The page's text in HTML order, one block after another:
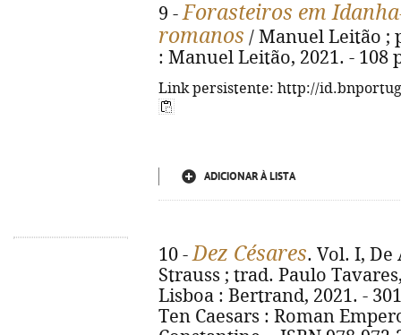
9 -Forasteiros em
romanos / Manuel Leitão ;
: Manuel Leitão, 2021. - 108
Link persistente: http://
ADICIONAR À LISTA
10 -Dez Césares. Vol. I,
Strauss ; trad. Paulo
Lisboa : Bertrand, 2021. -
Ten Caesars : Roman